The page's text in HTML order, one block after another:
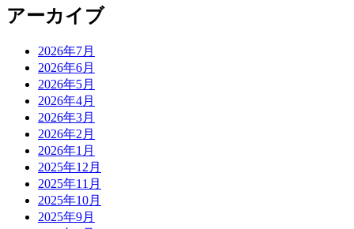
アーカイブ
2026年7月
2026年6月
2026年5月
2026年4月
2026年3月
2026年2月
2026年1月
2025年12月
2025年11月
2025年10月
2025年9月